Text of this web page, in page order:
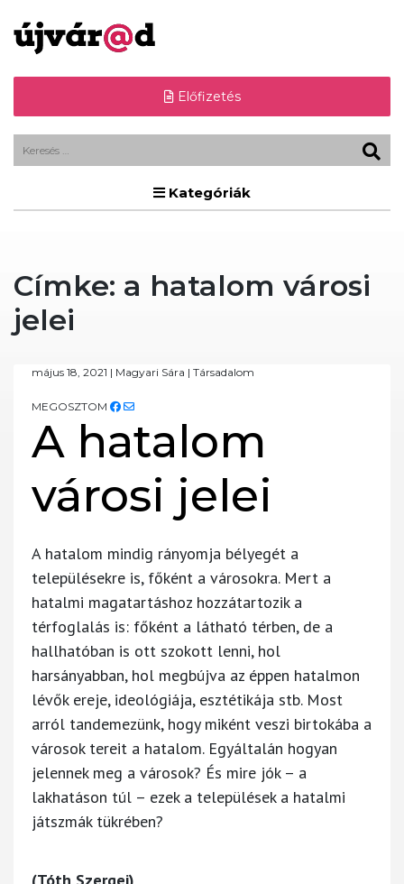
Előfizetés
Kategóriák
Címke: a hatalom városi
jelei
május 18, 2021 | Magyari Sára | Társadalom
MEGOSZTOM
A hatalom
városi jelei
A hatalom mindig rányomja bélyegét a
településekre is, főként a városokra. Mert a
hatalmi magatartáshoz hozzátartozik a
térfoglalás is: főként a látható térben, de a
hallhatóban is ott szokott lenni, hol
harsányabban, hol megbújva az éppen hatalmon
lévők ereje, ideológiája, esztétikája stb. Most
arról tandemezünk, hogy miként veszi birtokába a
városok tereit a hatalom. Egyáltalán hogyan
jelennek meg a városok? És mire jók – a
lakhatáson túl – ezek a települések a hatalmi
játszmák tükrében?
(Tóth Szergej)